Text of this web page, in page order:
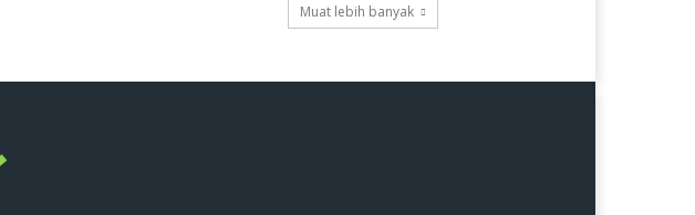
Muat lebih banyak